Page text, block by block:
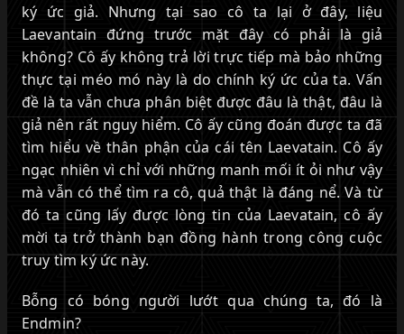
ký ức giả. Nhưng tại sao cô ta lại ở đây, liệu
Laevantain đứng trước mặt đây có phải là giả
không? Cô ấy không trả lời trực tiếp mà bảo những
thực tại méo mó này là do chính ký ức của ta. Vấn
đề là ta vẫn chưa phân biệt được đâu là thật, đâu là
giả nên rất nguy hiểm. Cô ấy cũng đoán được ta đã
tìm hiểu về thân phận của cái tên Laevatain. Cô ấy
ngạc nhiên vì chỉ với những manh mối ít ỏi như vậy
mà vẫn có thể tìm ra cô, quả thật là đáng nể. Và từ
đó ta cũng lấy được lòng tin của Laevatain, cô ấy
mời ta trở thành bạn đồng hành trong công cuộc
truy tìm ký ức này.
Bỗng có bóng người lướt qua chúng ta, đó là
Endmin?